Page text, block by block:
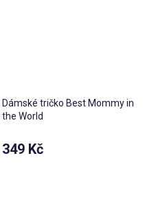
Dámské tričko Best Mommy in
the World
349 Kč